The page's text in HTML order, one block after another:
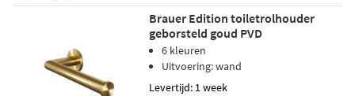
Brauer Edition toiletrolhouder
geborsteld goud PVD
6 kleuren
Uitvoering: wand
Levertijd: 1 week